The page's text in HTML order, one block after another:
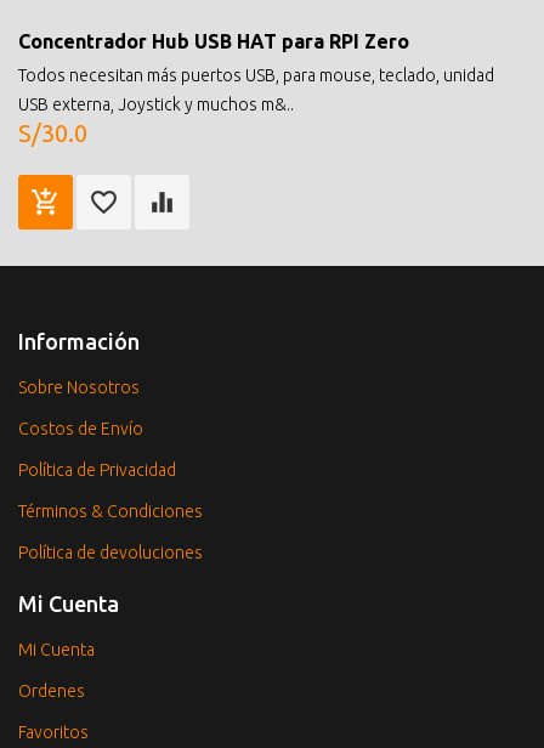
Concentrador Hub USB HAT para RPI Zero
Todos necesitan más puertos USB, para mouse, teclado, unidad
USB externa, Joystick y muchos m&..
S/30.0
Información
Sobre Nosotros
Costos de Envío
Política de Privacidad
Términos & Condiciones
Política de devoluciones
Mi Cuenta
Mi Cuenta
Ordenes
Favoritos